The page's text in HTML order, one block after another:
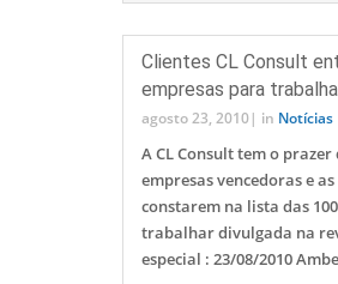
Clientes CL Consult
empresas para
agosto 23, 2010 | in Notícias
A CL Consult tem o
empresas vencedoras e
constarem na lista das
trabalhar divulgada na
especial : 23/08/2010